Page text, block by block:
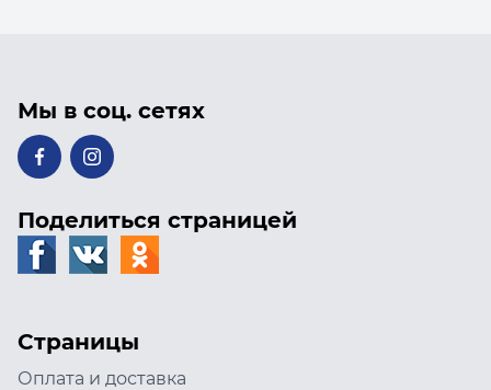
Мы в соц. сетях
Поделиться страницей
Страницы
Оплата и доставка